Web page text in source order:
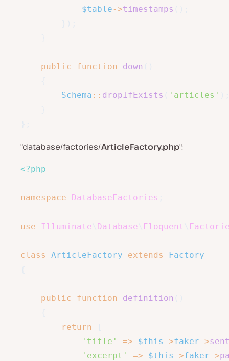
$table->timestamps
public function down
Schema :: dropIfExists 'articles'
“database/factories/ArticleFactory.php“:
<?php
namespace DatabaseFactories
use Illuminate Database Eloquent
class ArticleFactory extends
Factory
public function definition
return
'title'
=> $this ->faker->
'excerpt'
=> $this ->faker->